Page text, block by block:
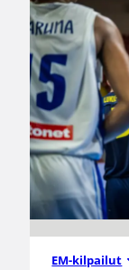
EM-kilpailut